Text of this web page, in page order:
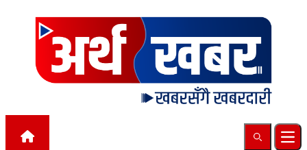
Skip to content
Search